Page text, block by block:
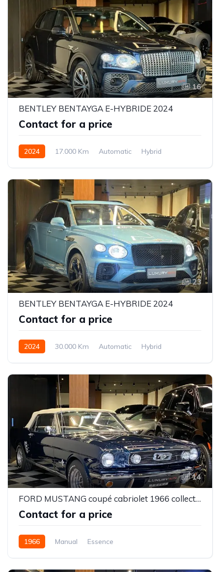
16
BENTLEY BENTAYGA E-HYBRIDE 2024
Contact for a price
2024 17.000 Km Automatic Hybrid
23
BENTLEY BENTAYGA E-HYBRIDE 2024
Contact for a price
2024 30.000 Km Automatic Hybrid
14
FORD MUSTANG coupé cabriolet 1966 collection
Contact for a price
1966 Manual Essence